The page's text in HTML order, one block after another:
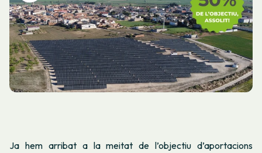
Ja hem arribat a la meitat de l’objectiu d’aportacions